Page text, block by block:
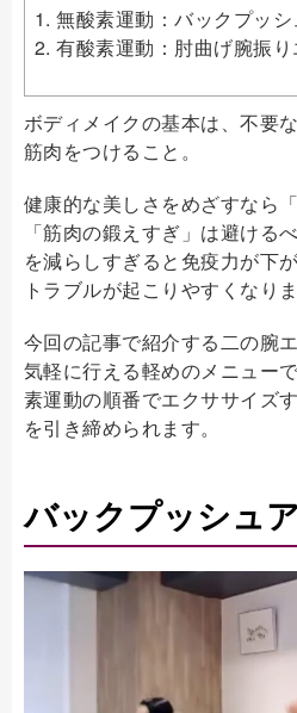
1. 無酸素運動：バックプッ
2. 有酸素運動：肘曲げ腕振
ボディメイクの基本は、不要
筋肉をつけること。
健康的な美しさをめざすなら
「筋肉の鍛えすぎ」は避ける
を減らしすぎると免疫力が下
トラブルが起こりやすくなりま
今回の記事で紹介する二の腕
気軽に行える軽めのメニュー
素運動の順番でエクササイズ
を引き締められます。
バックプッシュ